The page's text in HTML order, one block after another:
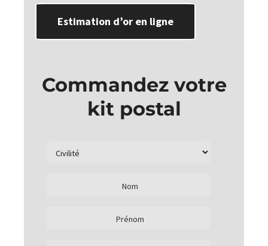
Estimation d’or en ligne
Commandez votre
kit postal